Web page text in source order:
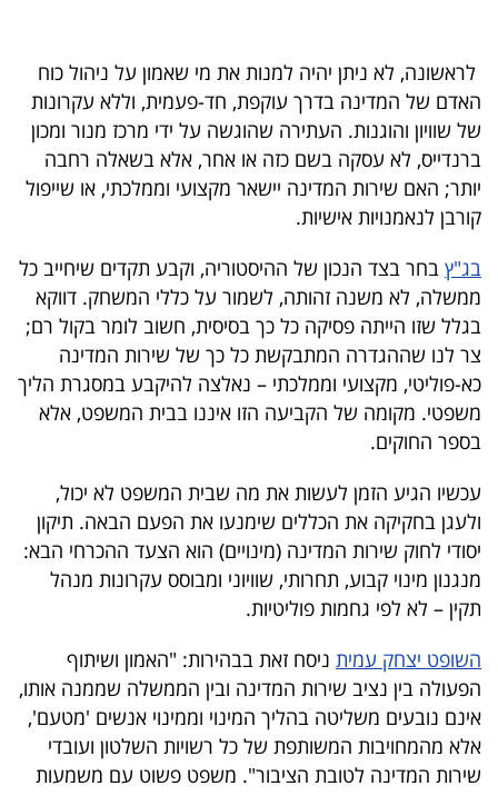
5
המילון
הכלכלי
פודקאסט
UNDER
40
שיתופי
פעולה
דרושים
ניוזלטרים
מייל
אדום
לראשונה, לא ניתן יהיה למנות את מי שאמון על ניהול כוח
האדם של המדינה בדרך עוקפת, חד-פעמית, וללא עקרונות
של שוויון והוגנות. העתירה שהוגשה על ידי מרכז מנור ומכון
ברנדייס, לא עסקה בשם כזה או אחר, אלא בשאלה רחבה
יותר; האם שירות המדינה יישאר מקצועי וממלכתי, או שייפול
קורבן לנאמנויות אישיות.
בג"ץ בחר בצד הנכון של ההיסטוריה, וקבע תקדים שיחייב כל
ממשלה, לא משנה זהותה, לשמור על כללי המשחק. דווקא
בגלל שזו הייתה פסיקה כל כך בסיסית, חשוב לומר בקול רם;
צר לנו שההגדרה המתבקשת כל כך של שירות המדינה
כא-פוליטי, מקצועי וממלכתי – נאלצה להיקבע במסגרת הליך
משפטי. מקומה של הקביעה הזו איננו בבית המשפט, אלא
בספר החוקים.
עכשיו הגיע הזמן לעשות את מה שבית המשפט לא יכול,
ולעגן בחקיקה את הכללים שימנעו את הפעם הבאה. תיקון
יסודי לחוק שירות המדינה (מינויים) הוא הצעד ההכרחי הבא:
מנגנון מינוי קבוע, תחרותי, שוויוני ומבוסס עקרונות מנהל
תקין – לא לפי גחמות פוליטיות.
השופט יצחק עמית ניסח זאת בבהירות: "האמון ושיתוף
הפעולה בין נציב שירות המדינה ובין הממשלה שממנה אותו,
אינם נובעים משליטה בהליך המינוי וממינוי אנשים 'מטעם',
אלא מהמחויבות המשותפת של כל רשויות השלטון ועובדי
שירות המדינה לטובת הציבור". משפט פשוט עם משמעות